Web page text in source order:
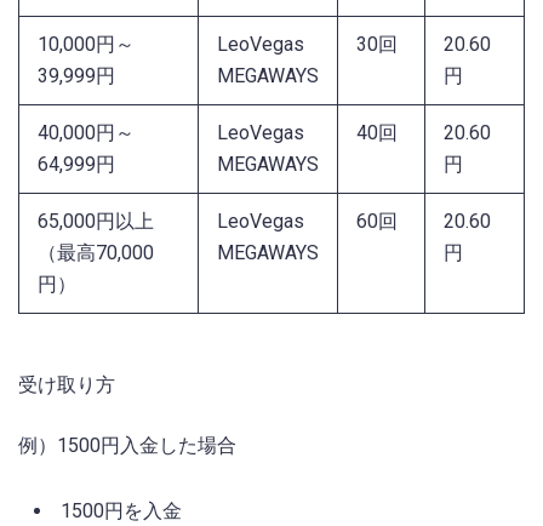
10,000円～
39,999円
LeoVegas
MEGAWAYS
30回
20.60
円
40,000円～
64,999円
LeoVegas
MEGAWAYS
40回
20.60
円
65,000円以上
（最高70,000
円）
LeoVegas
MEGAWAYS
60回
20.60
円
受け取り方
例）1500円入金した場合
1500円を入金